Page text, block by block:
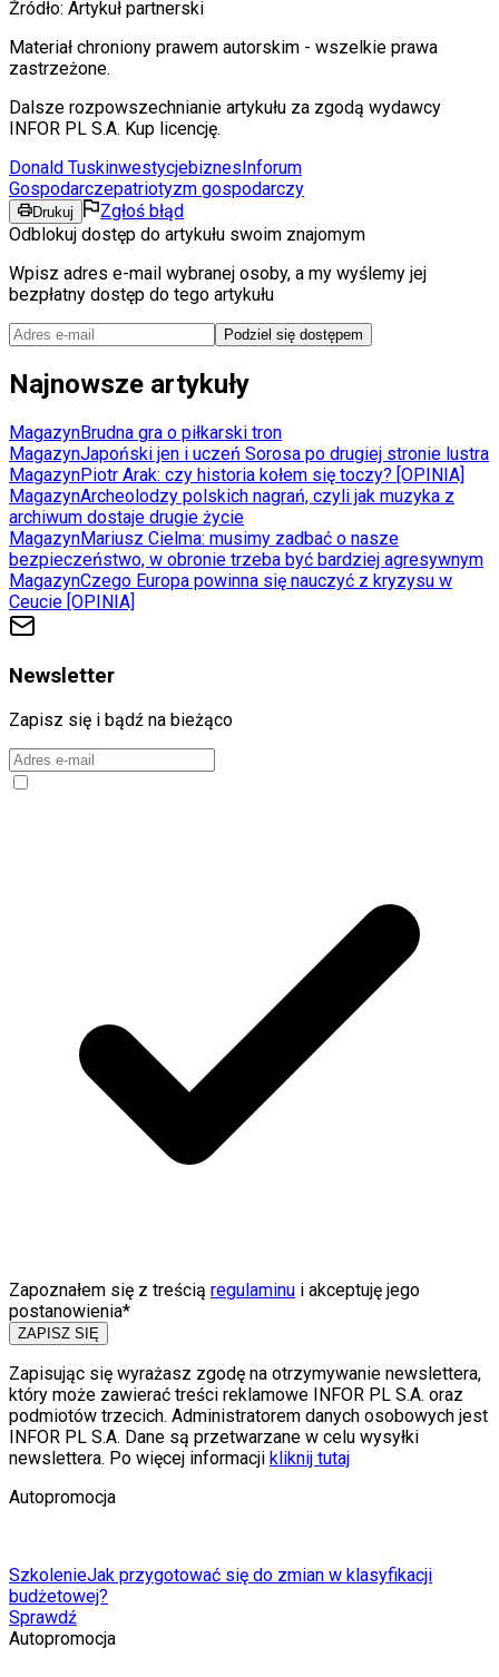
Źródło: Artykuł partnerski
Materiał chroniony prawem autorskim - wszelkie prawa
zastrzeżone.
Dalsze rozpowszechnianie artykułu za zgodą wydawcy
INFOR PL S.A. Kup licencję.
Donald TuskinwestycjebiznesInforum
Gospodarczepatriotyzm gospodarczy
Drukuj
Zgłoś błąd
Odblokuj dostęp do artykułu swoim znajomym
Wpisz adres e-mail wybranej osoby, a my wyślemy jej
bezpłatny dostęp do tego artykułu
Podziel się dostępem
Najnowsze artykuły
MagazynBrudna gra o piłkarski tron
MagazynJapoński jen i uczeń Sorosa po drugiej stronie lustra
MagazynPiotr Arak: czy historia kołem się toczy? [OPINIA]
MagazynArcheolodzy polskich nagrań, czyli jak muzyka z
archiwum dostaje drugie życie
MagazynMariusz Cielma: musimy zadbać o nasze
bezpieczeństwo, w obronie trzeba być bardziej agresywnym
MagazynCzego Europa powinna się nauczyć z kryzysu w
Ceucie [OPINIA]
Newsletter
Zapisz się i bądź na bieżąco
Zapoznałem się z treścią regulaminu i akceptuję jego
postanowienia*
ZAPISZ SIĘ
Zapisując się wyrażasz zgodę na otrzymywanie newslettera,
który może zawierać treści reklamowe INFOR PL S.A. oraz
podmiotów trzecich. Administratorem danych osobowych jest
INFOR PL S.A. Dane są przetwarzane w celu wysyłki
newslettera. Po więcej informacji kliknij tutaj
Autopromocja
SzkolenieJak przygotować się do zmian w klasyfikacji
budżetowej?
Sprawdź
Autopromocja